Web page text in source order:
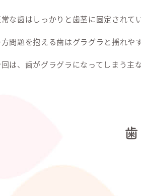
な歯はしっかりと歯茎に固定されて
問題を抱える歯はグラグラと揺れや
は、歯がグラグラになってしまう主